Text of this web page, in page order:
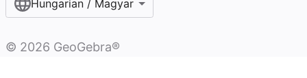
Hungarian / Magyar‎
© 2026 GeoGebra®